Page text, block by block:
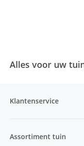
Alles voor uw
Klantenservice
Assortiment tuin